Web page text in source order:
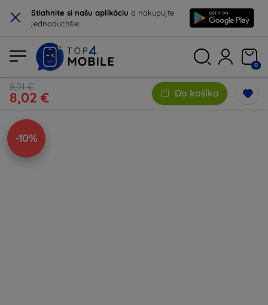
× Stiahnite si našu aplikáciu a nakupujte
jednoduchšie.
0
8,91 €
8,02 € Do košíka
-10%